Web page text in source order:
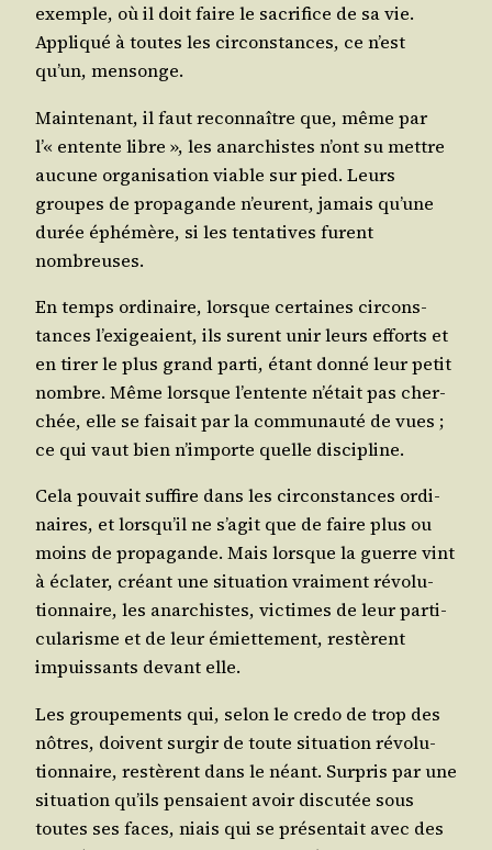
exemple, où il doit faire le sacri­fice de sa vie.
Appli­qué à toutes les cir­cons­tances, ce n’est
qu’un, mensonge.
Main­te­nant, il faut recon­naître que, même par
l’« entente libre », les anar­chistes n’ont su mettre
aucune orga­ni­sa­tion viable sur pied. Leurs
groupes de pro­pa­gande n’eurent, jamais qu’une
durée éphé­mère, si les ten­ta­tives furent
nombreuses.
En temps ordi­naire, lorsque cer­taines cir­cons­
tances l’exigeaient, ils sur­ent unir leurs efforts et
en tirer le plus grand par­ti, étant don­né leur petit
nombre. Même lorsque l’entente n’était pas cher­
chée, elle se fai­sait par la com­mu­nau­té de vues ;
ce qui vaut bien n’importe quelle discipline.
Cela pou­vait suf­fire dans les cir­cons­tances ordi­
naires, et lorsqu’il ne s’agit que de faire plus ou
moins de pro­pa­gande. Mais lorsque la guerre vint
à écla­ter, créant une situa­tion vrai­ment révo­lu­
tion­naire, les anar­chistes, vic­times de leur par­ti­
cu­la­risme et de leur émiet­te­ment, res­tèrent
impuis­sants devant elle.
Les grou­pe­ments qui, selon le cre­do de trop des
nôtres, doivent sur­gir de toute situa­tion révo­lu­
tion­naire, res­tèrent dans le néant. Sur­pris par une
situa­tion qu’ils pen­saient avoir dis­cu­tée sous
toutes ses faces, niais qui se pré­sen­tait avec des